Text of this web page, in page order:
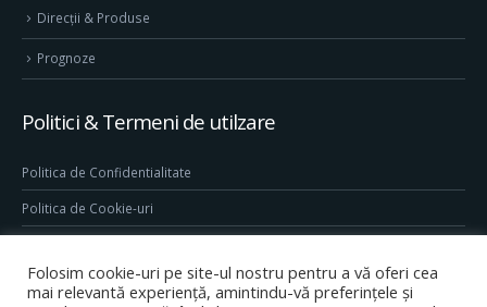
Direcţii & Produse
Prognoze
Politici & Termeni de utilzare
Politica de Confidentialitate
Politica de Cookie-uri
Conditii generale de utilizare site
Folosim cookie-uri pe site-ul nostru pentru a vă oferi cea
mai relevantă experiență, amintindu-vă preferințele și